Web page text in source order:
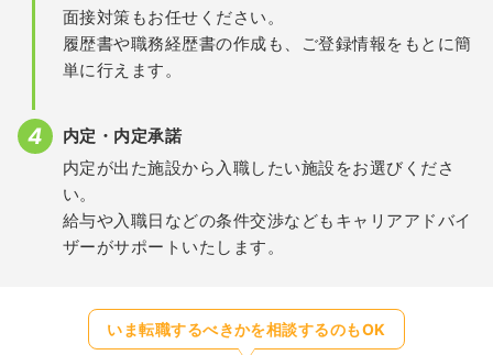
面接対策もお任せください。
履歴書や職務経歴書の作成も、ご登録情報をもとに簡
単に行えます。
内定・内定承諾
内定が出た施設から入職したい施設をお選びくださ
い。
給与や入職日などの条件交渉などもキャリアアドバイ
ザーがサポートいたします。
いま転職するべきかを相談するのもOK